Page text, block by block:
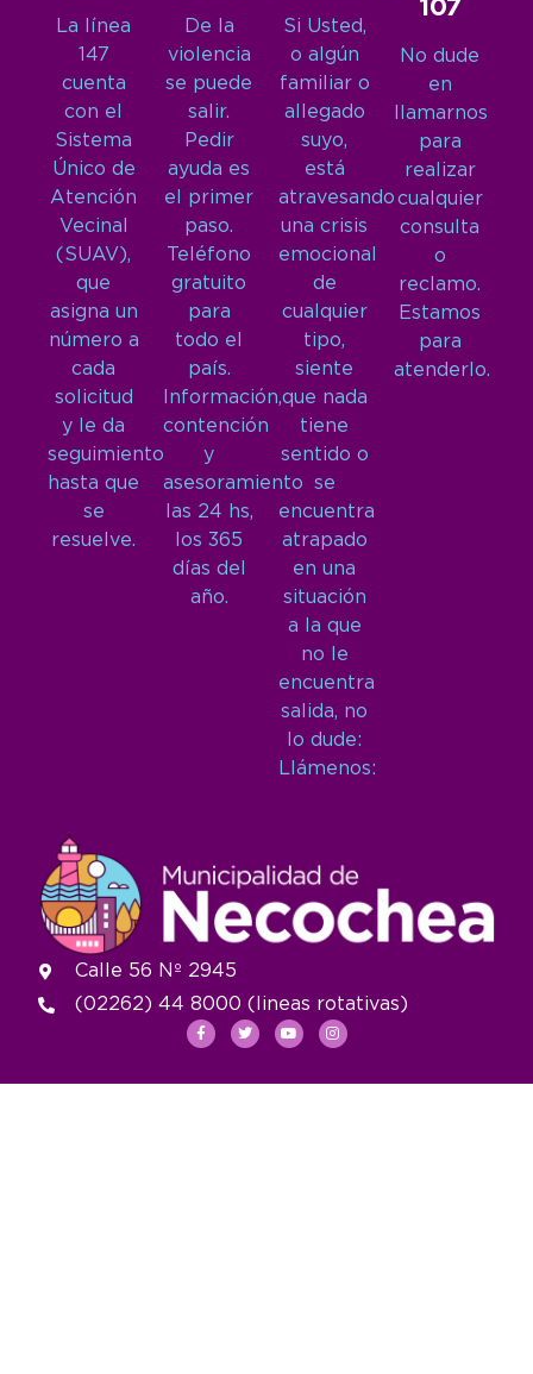
La línea
147
cuenta
con el
Sistema
Único de
Atención
Vecinal
(SUAV),
que
asigna un
número a
cada
solicitud
y le da
seguimiento
hasta que
se
resuelve.
De la
violencia
se puede
salir.
Pedir
ayuda es
el primer
paso.
Teléfono
gratuito
para
todo el
país.
Información,
contención
y
asesoramiento
las 24 hs,
los 365
días del
año.
Si Usted,
o algún
familiar o
allegado
suyo,
está
atravesando
una crisis
emocional
de
cualquier
tipo,
siente
que nada
tiene
sentido o
se
encuentra
atrapado
en una
situación
a la que
no le
encuentra
salida, no
lo dude:
Llámenos:
107
No dude
en
llamarnos
para
realizar
cualquier
consulta
o
reclamo.
Estamos
para
atenderlo.
Calle 56 Nº 2945
(02262) 44 8000 (lineas rotativas)